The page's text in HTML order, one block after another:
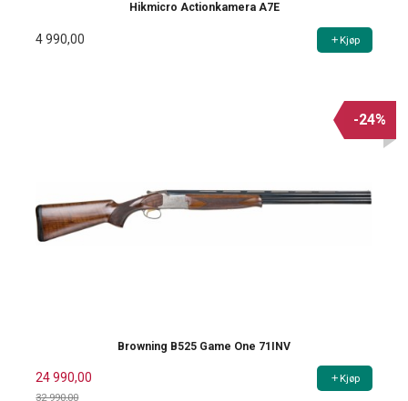
Hikmicro Actionkamera A7E
4 990,00 Kjøp
Browning B525 Game One 71INV
24 990,00
32 990,00
-24%
Kjøp